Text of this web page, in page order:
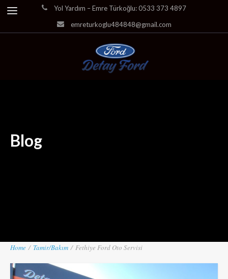
Yol Yardım – Emre Türkoğlu: 0533 373 4897
emreturkoglu484848@gmail.com
Blog
Home / Tamir/Bakım / Fethiye Ford Oto Servisi